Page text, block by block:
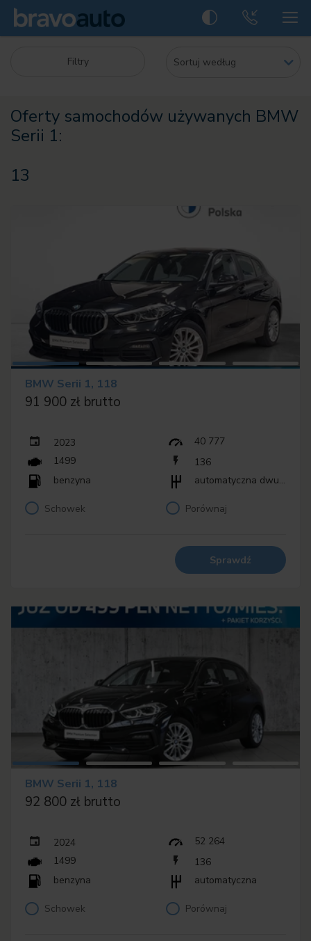
Filtry
Oferty samochodów używanych BMW
Serii 1:
13
BMW Serii 1, 118
91 900 zł brutto
2023
40 777
1499
136
benzyna
automatyczna dwusprzęgłowa (DCT, DSG)
Schowek Porównaj
Sprawdź
BMW Serii 1, 118
92 800 zł brutto
2024
52 264
1499
136
benzyna
automatyczna
Schowek Porównaj